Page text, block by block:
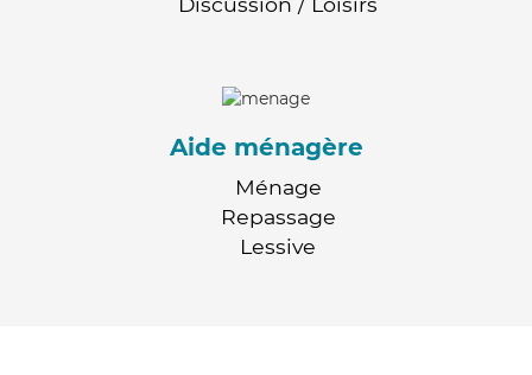
Aide ménagère
Ménage
Repassage
Lessive